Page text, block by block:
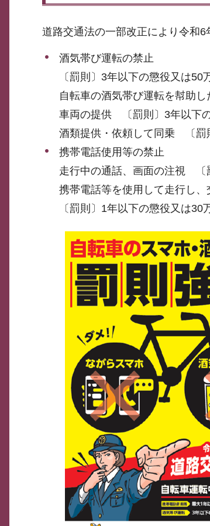
道路交通法の一部改正により令和
酒気帯び運転の禁止
〔罰則〕3年以下の懲役又は50
自転車の酒気帯び運転を幇助し
車両の提供 〔罰則〕3年以下
酒類提供・依頼して同乗 〔罰
携帯電話使用等の禁止
走行中の通話、画面の注視 〔
携帯電話等を使用して走行し
〔罰則〕1年以下の懲役又は30